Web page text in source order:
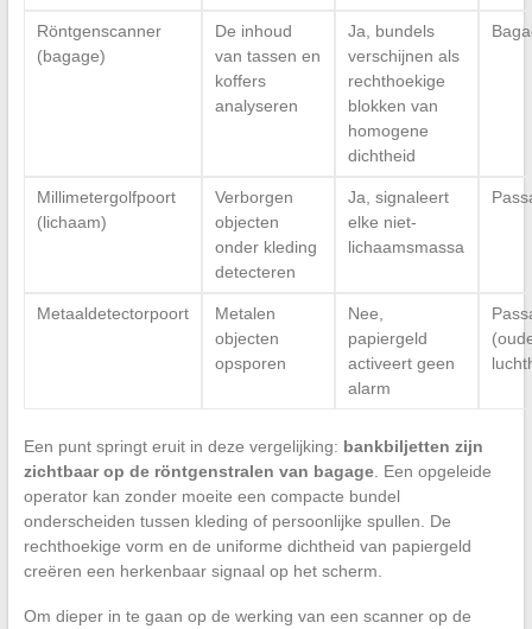
Röntgenscanner
(bagage)
De inhoud
van tassen en
koffers
analyseren
Ja, bundels
verschijnen als
rechthoekige
blokken van
homogene
dichtheid
Millimetergolfpoort
(lichaam)
Verborgen
objecten
onder kleding
detecteren
Ja, signaleert
elke niet-
lichaamsmassa
Metaaldetectorpoort
Metalen
objecten
opsporen
Nee,
papiergeld
activeert geen
alarm
Een punt springt eruit in deze vergelijking: bankbiljetten zijn
zichtbaar op de röntgenstralen van bagage. Een opgeleide
operator kan zonder moeite een compacte bundel
onderscheiden tussen kleding of persoonlijke spullen. De
rechthoekige vorm en de uniforme dichtheid van papiergeld
creëren een herkenbaar signaal op het scherm.
Om dieper in te gaan op de werking van een scanner op de